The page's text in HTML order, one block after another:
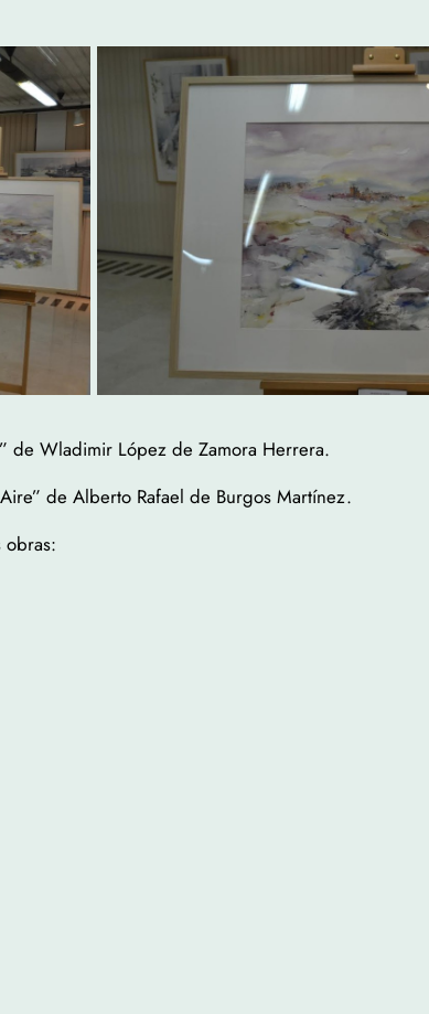
de Wladimir López de Zamora Herrera.
de Alberto Rafael de Burgos Martínez.